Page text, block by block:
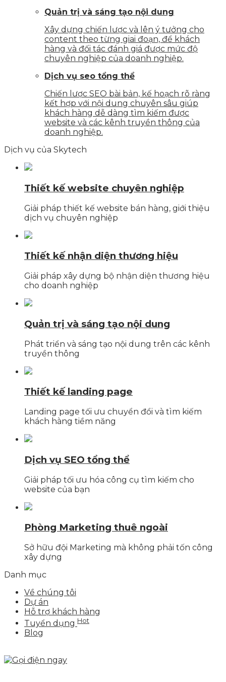
Quản trị và sáng tạo nội dung
Xây dựng chiến lược và lên ý tưởng cho
content theo từng giai đoạn, để khách
hàng và đối tác đánh giá được mức độ
chuyên nghiệp của doanh nghiệp.
Dịch vụ seo tổng thể
Chiến lược SEO bài bản, kế hoạch rõ ràng
kết hợp với nội dung chuyên sâu giúp
khách hàng dễ dàng tìm kiếm được
website và các kênh truyền thông của
doanh nghiệp.
Dịch vụ của Skytech
Thiết kế website chuyên nghiệp
Giải pháp thiết kế website bán hàng, giới thiệu
dịch vụ chuyên nghiệp
Thiết kế nhận diện thương hiệu
Giải pháp xây dựng bộ nhận diện thương hiệu
cho doanh nghiệp
Quản trị và sáng tạo nội dung
Phát triển và sáng tạo nội dung trên các kênh
truyền thông
Thiết kế landing page
Landing page tối ưu chuyển đổi và tìm kiếm
khách hàng tiềm năng
Dịch vụ SEO tổng thể
Giải pháp tối ưu hóa công cụ tìm kiếm cho
website của bạn
Phòng Marketing thuê ngoài
Sở hữu đội Marketing mà không phải tốn công
xây dựng
Danh mục
Về chúng tôi
Dự án
Hỗ trợ khách hàng
Tuyển dụng Hot
Blog